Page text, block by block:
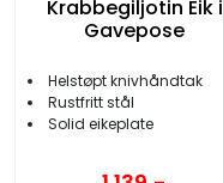
Krabbegiljotin Eik i
Gavepose
Helstøpt knivhåndtak
Rustfritt stål
Solid eikeplate